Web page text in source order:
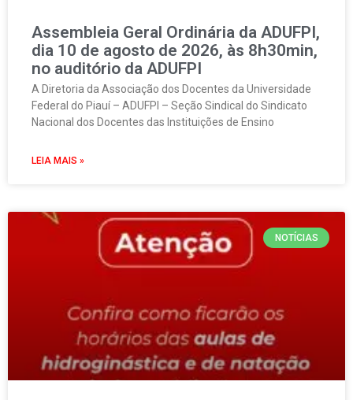
Assembleia Geral Ordinária da ADUFPI,
dia 10 de agosto de 2026, às 8h30min,
no auditório da ADUFPI
A Diretoria da Associação dos Docentes da Universidade
Federal do Piauí – ADUFPI – Seção Sindical do Sindicato
Nacional dos Docentes das Instituições de Ensino
LEIA MAIS »
NOTÍCIAS